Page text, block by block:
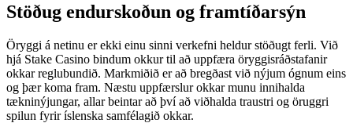
Stöðug endurskoðun og framtíðarsýn
Öryggi á netinu er ekki einu sinni verkefni heldur stöðugt ferli. Við
hjá Stake Casino bindum okkur til að uppfæra öryggisráðstafanir
okkar reglubundið. Markmiðið er að bregðast við nýjum ógnum eins
og þær koma fram. Næstu uppfærslur okkar munu innihalda
tækninýjungar, allar beintar að því að viðhalda traustri og öruggri
spilun fyrir íslenska samfélagið okkar.